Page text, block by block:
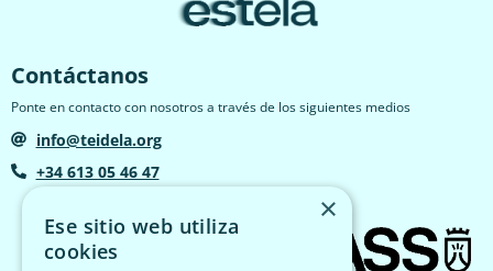
Contáctanos
Ponte en contacto con nosotros a través de los siguientes medios
info@teidela.org
+34 613 05 46 47
×
Ese sitio web utiliza
cookies